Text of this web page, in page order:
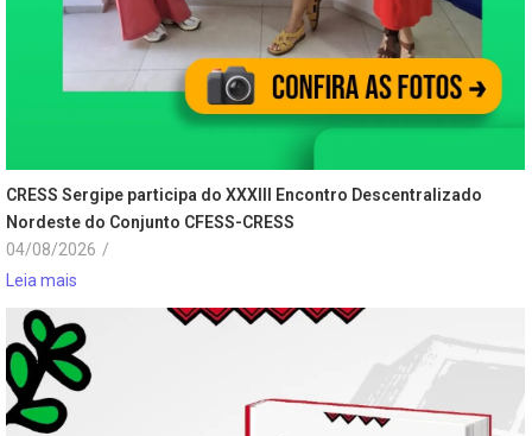
CRESS Sergipe participa do XXXIII Encontro Descentralizado
Nordeste do Conjunto CFESS-CRESS
04/08/2026 /
Leia mais